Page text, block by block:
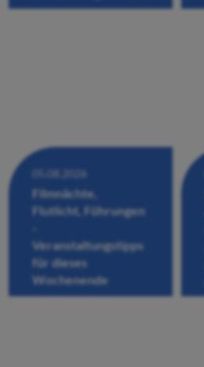
05.08.2026
Filmnächte,
Flutlicht, Führungen
Veranstaltungstipps
für dieses
Wochenende